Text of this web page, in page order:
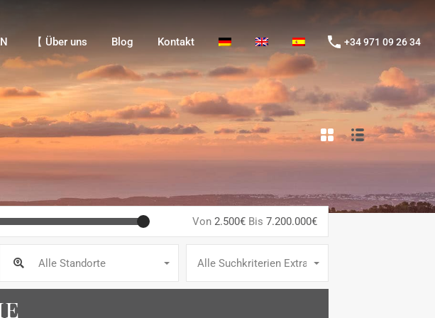
【 Über uns Blog Kontakt +34 971 09 26 34
Von 2.500€ Bis 7.200.000€
Alle Standorte Alle Suchkriterien Extras